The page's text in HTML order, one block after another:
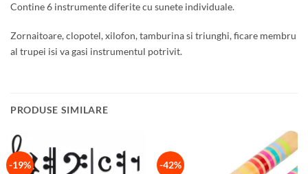
Contine 6 instrumente diferite cu sunete individuale.
Zornaitoare, clopotel, xilofon, tamburina si triunghi, ficare membru
al trupei isi va gasi instrumentul potrivit.
PRODUSE SIMILARE
-19% -42%